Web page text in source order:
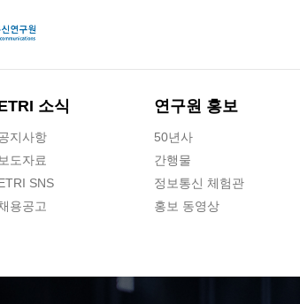
소식
지사항
보도자료
SNS
용공고
연구원 홍보
50년사
간행물
정보통신 체험관
홍보 동영상